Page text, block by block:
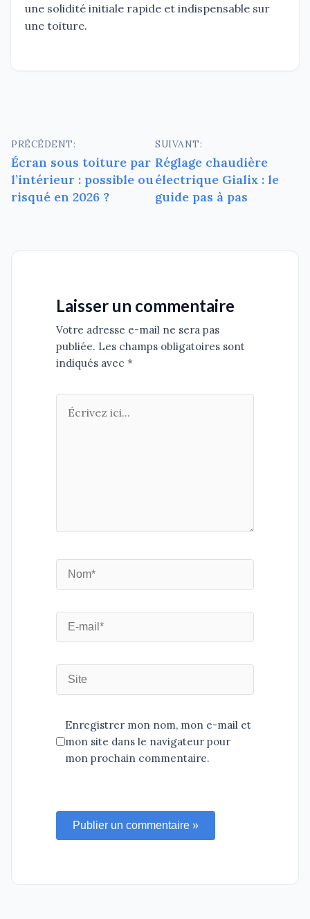
une solidité initiale rapide et indispensable sur
une toiture.
Navigation
de
l’article
PRÉCÉDENT:
Écran sous toiture par
l’intérieur : possible ou
risqué en 2026 ?
SUIVANT:
Réglage chaudière
électrique Gialix : le
guide pas à pas
Laisser un commentaire
Votre adresse e-mail ne sera pas
publiée. Les champs obligatoires sont
indiqués avec *
Enregistrer mon nom, mon e-mail et
mon site dans le navigateur pour
mon prochain commentaire.
Publier un commentaire »